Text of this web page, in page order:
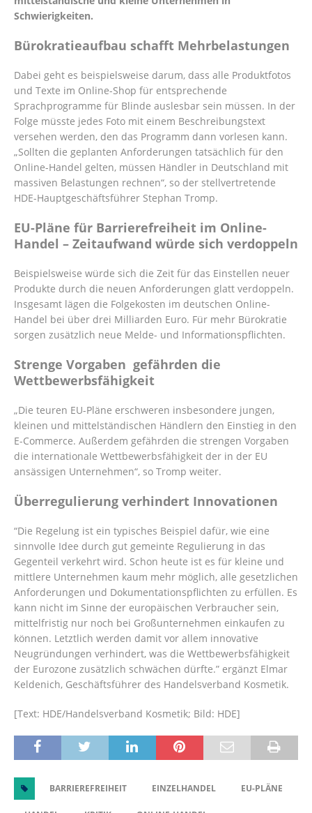
Schwierigkeiten.
Bürokratieaufbau schafft Mehrbelastungen
Dabei geht es beispielsweise darum, dass alle Produktfotos
und Texte im Online-Shop für entsprechende
Sprachprogramme für Blinde auslesbar sein müssen. In der
Folge müsste jedes Foto mit einem Beschreibungstext
versehen werden, den das Programm dann vorlesen kann.
„Sollten die geplanten Anforderungen tatsächlich für den
Online-Handel gelten, müssen Händler in Deutschland mit
massiven Belastungen rechnen“, so der stellvertretende
HDE-Hauptgeschäftsführer Stephan Tromp.
EU-Pläne für Barrierefreiheit im Online-
Handel – Zeitaufwand würde sich verdoppeln
Beispielsweise würde sich die Zeit für das Einstellen neuer
Produkte durch die neuen Anforderungen glatt verdoppeln.
Insgesamt lägen die Folgekosten im deutschen Online-
Handel bei über drei Milliarden Euro. Für mehr Bürokratie
sorgen zusätzlich neue Melde- und Informationspflichten.
Strenge Vorgaben gefährden die
Wettbewerbsfähigkeit
„Die teuren EU-Pläne erschweren insbesondere jungen,
kleinen und mittelständischen Händlern den Einstieg in den
E-Commerce. Außerdem gefährden die strengen Vorgaben
die internationale Wettbewerbsfähigkeit der in der EU
ansässigen Unternehmen“, so Tromp weiter.
Überregulierung verhindert Innovationen
“Die Regelung ist ein typisches Beispiel dafür, wie eine
sinnvolle Idee durch gut gemeinte Regulierung in das
Gegenteil verkehrt wird. Schon heute ist es für kleine und
mittlere Unternehmen kaum mehr möglich, alle gesetzlichen
Anforderungen und Dokumentationspflichten zu erfüllen. Es
kann nicht im Sinne der europäischen Verbraucher sein,
mittelfristig nur noch bei Großunternehmen einkaufen zu
können. Letztlich werden damit vor allem innovative
Neugründungen verhindert, was die Wettbewerbsfähigkeit
der Eurozone zusätzlich schwächen dürfte.” ergänzt Elmar
Keldenich, Geschäftsführer des Handelsverband Kosmetik.
[Text: HDE/Handelsverband Kosmetik; Bild: HDE]
BARRIEREFREIHEIT EINZELHANDEL EU-PLÄNE